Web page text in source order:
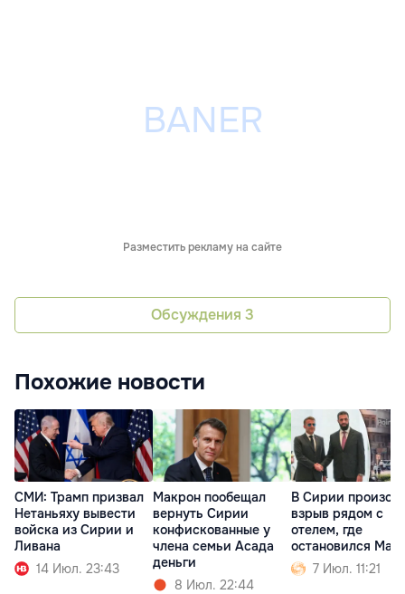
Разместить рекламу на сайте
Обсуждения 3
Похожие новости
СМИ: Трамп призвал
Нетаньяху вывести
войска из Сирии и
Ливана
14 Июл. 23:43
Макрон пообещал
вернуть Сирии
конфискованные у
члена семьи Асада
деньги
8 Июл. 22:44
В Сирии
взрыв рядом с
отелем, где
остановился
7 Июл. 11:21